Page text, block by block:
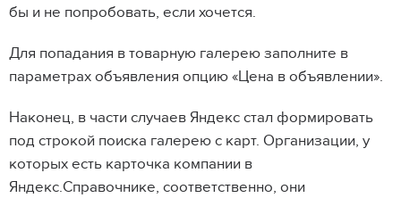
бы и не попробовать, если хочется.
Для попадания в товарную галерею заполните в
параметрах объявления опцию «Цена в объявлении».
Наконец, в части случаев Яндекс стал формировать
под строкой поиска галерею с карт. Организации, у
которых есть карточка компании в
Яндекс.Справочнике, соответственно, они